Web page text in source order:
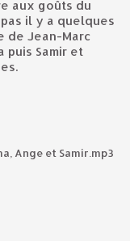
aux goûts du
il y a quelques
de Jean-Marc
puis Samir et
Ange et Samir.mp3